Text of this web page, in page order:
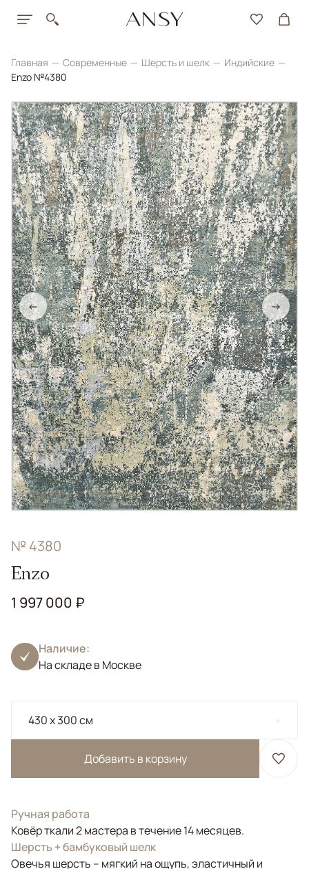
Главная Современные Шерсть и шелк
Индийские
Enzo №4380
← →
№ 4380
Enzo
1 997 000 ₽
Наличие:
На складе в Москве
430 x 300 см
Добавить в корзину
Ручная работа
Ковёр ткали 2 мастера в течение 14 месяцев.
Шерсть + бамбуковый шелк
Овечья шерсть – мягкий на ощупь, эластичный и